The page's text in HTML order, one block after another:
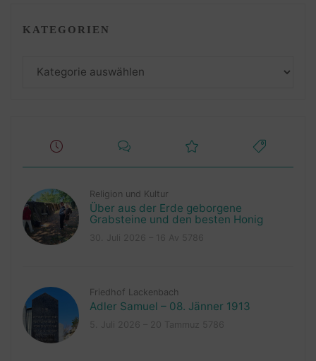
KATEGORIEN
Religion und Kultur
Über aus der Erde geborgene
Grabsteine und den besten Honig
Friedhof Lackenbach
Adler Samuel – 08. Jänner 1913